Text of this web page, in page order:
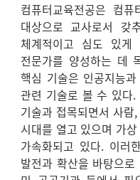
컴퓨터교육전공은 컴
대상으로 교사로서
체계적이고 심도 있게
전문가를 양성하는 데
핵심 기술은 인공지능
관련 기술로 볼 수 있다
기술과 접목되면서 사
시대를 열고 있으며 가
가속화되고 있다. 이러
발전과 확산을 바탕으